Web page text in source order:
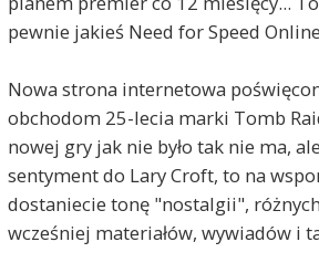
pewnie jakieś Need for Speed
Nowa strona internetowa
obchodom 25-lecia marki Tomb
nowej gry jak nie było tak nie ma,
sentyment do Lary Croft, to na
dostaniecie tonę "nostalgii",
wcześniej materiałów, wywiadów i